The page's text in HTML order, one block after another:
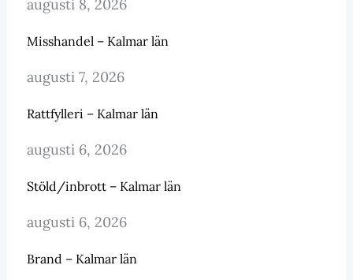
augusti 8, 2026
Misshandel – Kalmar län
augusti 7, 2026
Rattfylleri – Kalmar län
augusti 6, 2026
Stöld/inbrott – Kalmar län
augusti 6, 2026
Brand – Kalmar län